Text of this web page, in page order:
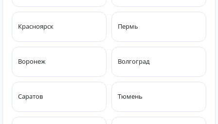
Красноярск Пермь
Воронеж Волгоград
Саратов Тюмень